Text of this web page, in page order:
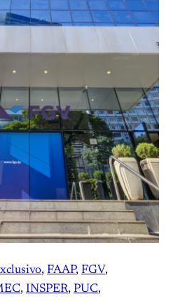
, FAAP, FGV
, INSPER, PUC